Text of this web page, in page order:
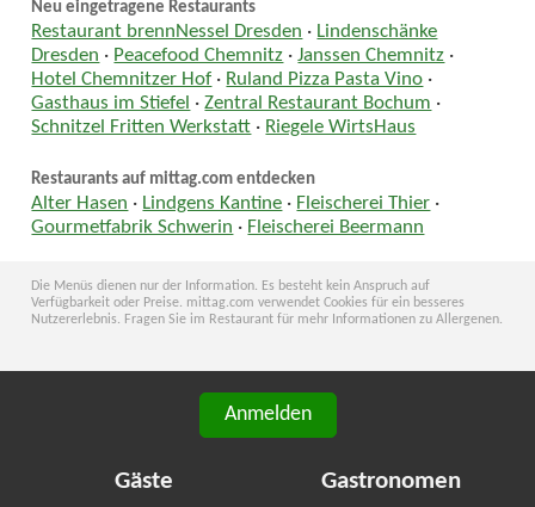
Neu eingetragene Restaurants
Restaurant brennNessel Dresden · Lindenschänke
Dresden · Peacefood Chemnitz ·Janssen Chemnitz ·
Hotel Chemnitzer Hof · Ruland Pizza Pasta Vino ·
Gasthaus im Stiefel ·Zentral Restaurant Bochum ·
Schnitzel Fritten Werkstatt · Riegele WirtsHaus
Restaurants auf mittag.com entdecken
Alter Hasen · Lindgens Kantine · Fleischerei Thier ·
Gourmetfabrik Schwerin · Fleischerei Beermann
Die Menüs dienen nur der Information. Es besteht kein Anspruch auf
Verfügbarkeit oder Preise. mittag.com verwendet Cookies für ein besseres
Nutzererlebnis. Fragen Sie im Restaurant für mehr Informationen zu Allergenen.
Anmelden
Gäste Gastronomen